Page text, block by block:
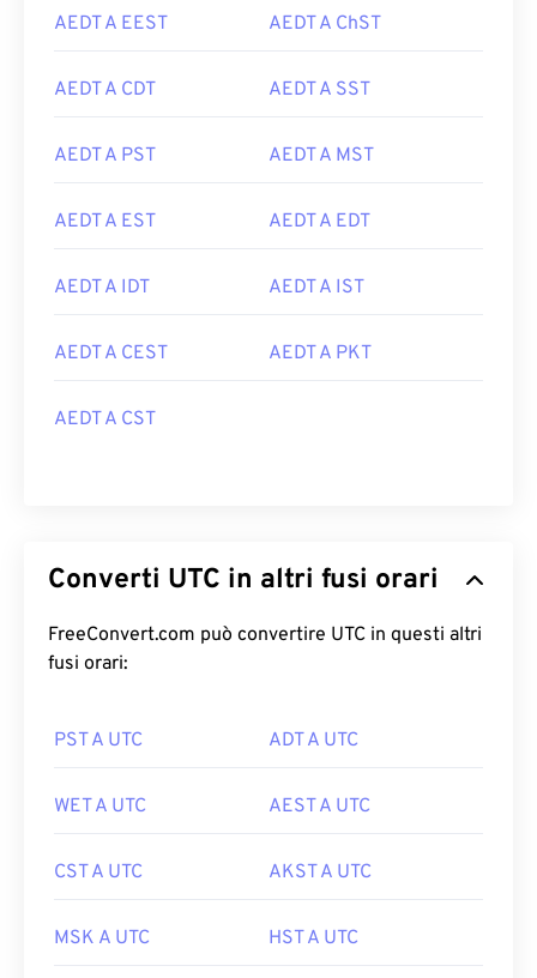
AEDT A EEST AEDT A ChST
AEDT A CDT AEDT A SST
AEDT A PST AEDT A MST
AEDT A EST AEDT A EDT
AEDT A IDT AEDT A IST
AEDT A CEST AEDT A PKT
AEDT A CST
Converti UTC in altri fusi orari
FreeConvert.com può convertire UTC in questi altri
fusi orari:
PST A UTC ADT A UTC
WET A UTC AEST A UTC
CST A UTC AKST A UTC
MSK A UTC HST A UTC